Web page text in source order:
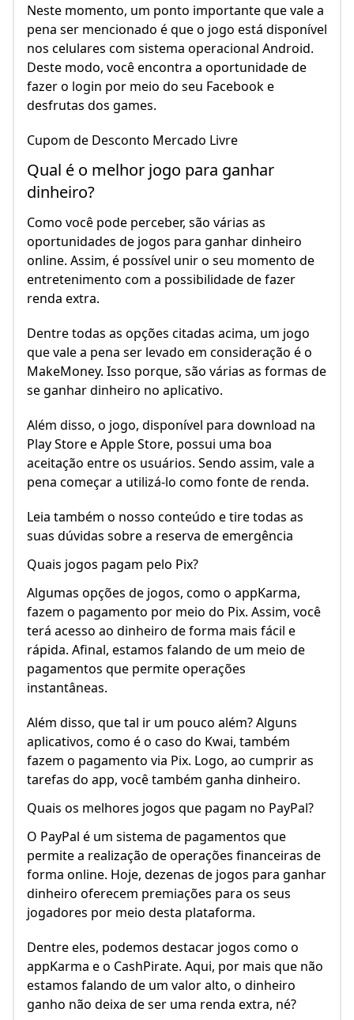
Neste momento, um ponto importante que vale a
pena ser mencionado é que o jogo está disponível
nos celulares com sistema operacional Android.
Deste modo, você encontra a oportunidade de
fazer o login por meio do seu Facebook e
desfrutas dos games.
Cupom de Desconto Mercado Livre
Qual é o melhor jogo para ganhar
dinheiro?
Como você pode perceber, são várias as
oportunidades de jogos para ganhar dinheiro
online. Assim, é possível unir o seu momento de
entretenimento com a possibilidade de fazer
renda extra.
Dentre todas as opções citadas acima, um jogo
que vale a pena ser levado em consideração é o
MakeMoney. Isso porque, são várias as formas de
se ganhar dinheiro no aplicativo.
Além disso, o jogo, disponível para download na
Play Store e Apple Store, possui uma boa
aceitação entre os usuários. Sendo assim, vale a
pena começar a utilizá-lo como fonte de renda.
Leia também o nosso conteúdo e tire todas as
suas dúvidas sobre a reserva de emergência
Quais jogos pagam pelo Pix?
Algumas opções de jogos, como o appKarma,
fazem o pagamento por meio do Pix. Assim, você
terá acesso ao dinheiro de forma mais fácil e
rápida. Afinal, estamos falando de um meio de
pagamentos que permite operações
instantâneas.
Além disso, que tal ir um pouco além? Alguns
aplicativos, como é o caso do Kwai, também
fazem o pagamento via Pix. Logo, ao cumprir as
tarefas do app, você também ganha dinheiro.
Quais os melhores jogos que pagam no PayPal?
O PayPal é um sistema de pagamentos que
permite a realização de operações financeiras de
forma online. Hoje, dezenas de jogos para ganhar
dinheiro oferecem premiações para os seus
jogadores por meio desta plataforma.
Dentre eles, podemos destacar jogos como o
appKarma e o CashPirate. Aqui, por mais que não
estamos falando de um valor alto, o dinheiro
ganho não deixa de ser uma renda extra, né?